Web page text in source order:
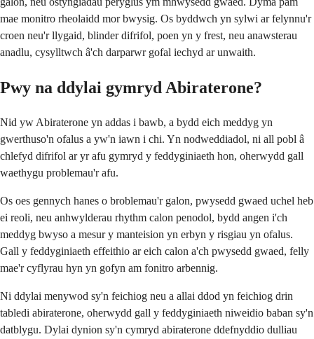
mae monitro rheolaidd mor bwysig. Os byddwch yn sylwi ar felynnu'r
croen neu'r llygaid, blinder difrifol, poen yn y frest, neu anawsterau
anadlu, cysylltwch â'ch darparwr gofal iechyd ar unwaith.
Pwy na ddylai gymryd Abiraterone?
Nid yw Abiraterone yn addas i bawb, a bydd eich meddyg yn
gwerthuso'n ofalus a yw'n iawn i chi. Yn nodweddiadol, ni all pobl â
chlefyd difrifol ar yr afu gymryd y feddyginiaeth hon, oherwydd gall
waethygu problemau'r afu.
Os oes gennych hanes o broblemau'r galon, pwysedd gwaed uchel heb
ei reoli, neu anhwylderau rhythm calon penodol, bydd angen i'ch
meddyg bwyso a mesur y manteision yn erbyn y risgiau yn ofalus.
Gall y feddyginiaeth effeithio ar eich calon a'ch pwysedd gwaed, felly
mae'r cyflyrau hyn yn gofyn am fonitro arbennig.
Ni ddylai menywod sy'n feichiog neu a allai ddod yn feichiog drin
tabledi abiraterone, oherwydd gall y feddyginiaeth niweidio baban sy'n
datblygu. Dylai dynion sy'n cymryd abiraterone ddefnyddio dulliau